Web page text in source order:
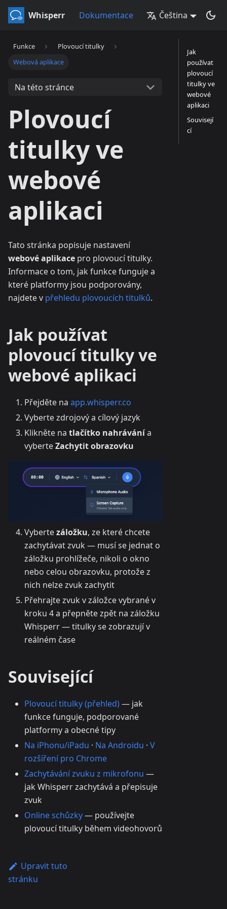
Whisperr Dokumentace Čeština
Funkce
Plovoucí titulky
Webová aplikace
Na této stránce
Plovoucí
titulky ve
webové
aplikaci
Tato stránka popisuje nastavení
webové aplikace pro plovoucí titulky.
Informace o tom, jak funkce funguje a
které platformy jsou podporovány,
najdete v přehledu plovoucích titulků.
Jak používat
plovoucí titulky ve
webové aplikaci
Přejděte na app.whisperr.co
Vyberte zdrojový a cílový jazyk
Klikněte na tlačítko nahrávánía
vyberteZachytit obrazovku
Vybertezáložku, ze které chcete
zachytávat zvuk — musí se jednat o
záložku prohlížeče, nikoli o okno
nebo celou obrazovku, protože z
nich nelze zvuk zachytit
Přehrajte zvuk v záložce vybrané v
kroku 4 a přepněte zpět na záložku
Whisperr — titulky se zobrazují v
reálném čase
Související
Plovoucí titulky (přehled)— jak
funkce funguje, podporované
platformy a obecné tipy
Na iPhonu/iPadu · Na Androidu · V
rozšíření pro Chrome
Zachytávání zvuku z mikrofonu —
jak Whisperr zachytává a přepisuje
zvuk
Online schůzky— používejte
plovoucí titulky během videohovorů
Upravit tuto
stránku
Jak
používat
plovoucí
titulky ve
webové
aplikaci
Souvisejí
cí